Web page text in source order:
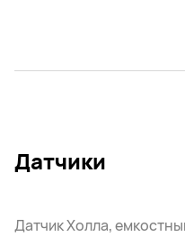
Датчики
Датчик Холла,